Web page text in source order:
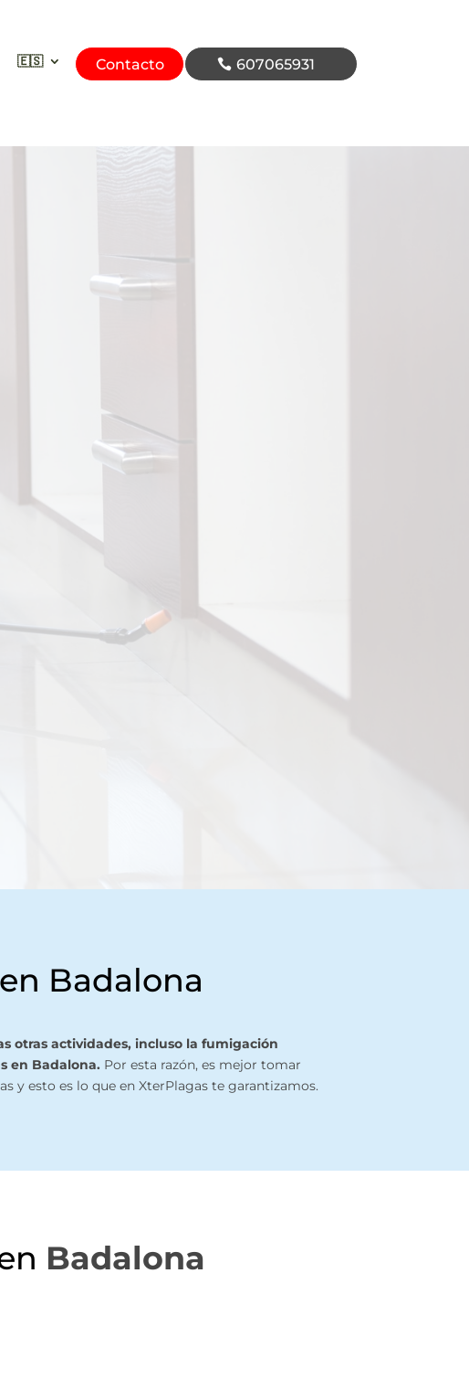
🇪🇸 Contacto 607065931
Badalona
otras actividades, incluso la fumigación
en Badalona. Por esta razón, es mejor tomar
y esto es lo que en XterPlagas te garantizamos.
Badalona